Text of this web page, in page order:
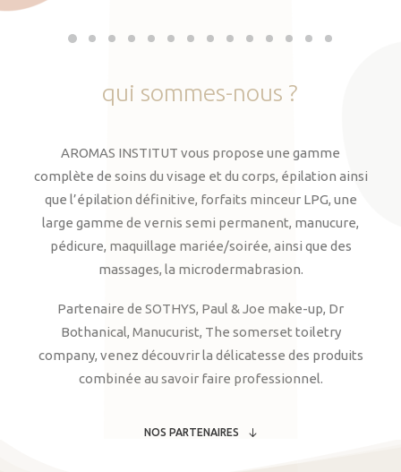
qui sommes-nous ?
AROMAS INSTITUT vous propose une gamme
complète de soins du visage et du corps, épilation ainsi
que l’épilation définitive, forfaits minceur LPG, une
large gamme de vernis semi permanent, manucure,
pédicure, maquillage mariée/soirée, ainsi que des
massages, la microdermabrasion.
Partenaire de SOTHYS, Paul & Joe make-up, Dr
Bothanical, Manucurist, The somerset toiletry
company, venez découvrir la délicatesse des produits
combinée au savoir faire professionnel.
NOS PARTENAIRES